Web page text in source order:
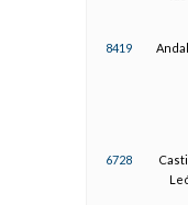
8419
6728